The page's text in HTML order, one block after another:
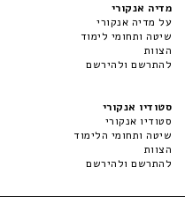
מדיה אנקורי
על מדיה אנקורי
שיטה ותחומי לימוד
הצוות
להתרשם ולהירשם
סטודיו אנקורי
סטודיו אנקורי
שיטה ותחומי הלימוד
הצוות
להתרשם ולהירשם